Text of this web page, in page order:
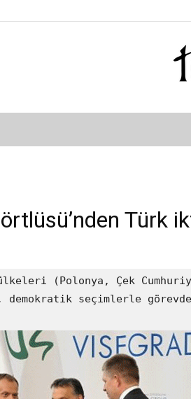
Türk
(Polonya, Çek
seçimlerle